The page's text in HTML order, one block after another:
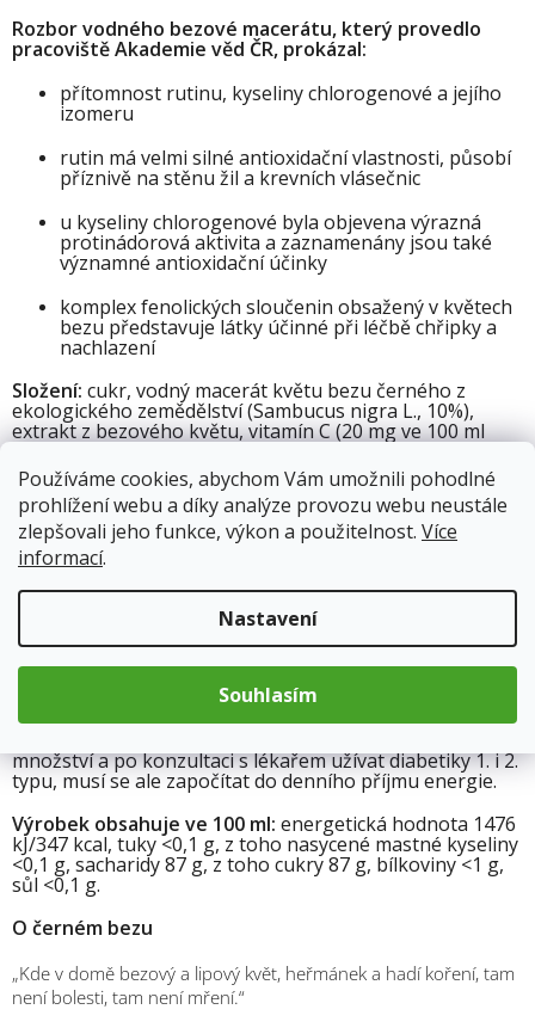
Používáme cookies, abychom Vám umožnili pohodlné
prohlížení webu a díky analýze provozu webu neustále
zlepšovali jeho funkce, výkon a použitelnost. Více
informací.
Nastavení
Souhlasím
Rozbor vodného bezové macerátu, který provedlo
pracoviště Akademie věd ČR, prokázal:
přítomnost rutinu, kyseliny chlorogenové a jejího
izomeru
rutin má velmi silné antioxidační vlastnosti, působí
příznivě na stěnu žil a krevních vlásečnic
u kyseliny chlorogenové byla objevena výrazná
protinádorová aktivita a zaznamenány jsou také
významné antioxidační účinky
komplex fenolických sloučenin obsažený v květech
bezu představuje látky účinné při léčbě chřipky a
nachlazení
Složení: cukr, vodný macerát květu bezu černého z
ekologického zemědělství (Sambucus nigra L., 10%),
extrakt z bezového květu, vitamín C (20 mg ve 100 ml
kyselosti: kyselina citrónová, konzervant: sorban
draselný.
Dávkování:Pro přípravu domácích limonád řeďte nejlépe
s kvalitní vodou v poměru 1:10, pro přípravu horkých
nápojů v poměru 1:8.
Skladujte v chladu a temnu. Bylinné výtažky mohou
sedimentovat, případný zákal nebo pěna nejsou na
závadu a podtrhují přírodní charakter produktu. Před
a spotřebujte do 30 dnů. Baleno v ochranné atmosféře
množství a po konzultaci s lékařem užívat diabetiky 1. i 2.
typu, musí se ale započítat do denního příjmu energie.
Výrobek obsahuje ve 100 ml: energetická hodnota 1476
kJ/347 kcal, tuky <0,1 g, z toho nasycené mastné kyseliny
<0,1 g, sacharidy 87 g, z toho cukry 87 g, bílkoviny <1 g,
sůl <0,1 g.
O černém bezu
„Kde v domě bezový a lipový květ, heřmánek a hadí koření, tam
není bolesti, tam není mření.“